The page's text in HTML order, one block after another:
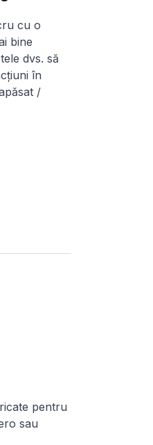
cu o
bine
dvs. să
în
/
pentru
sau